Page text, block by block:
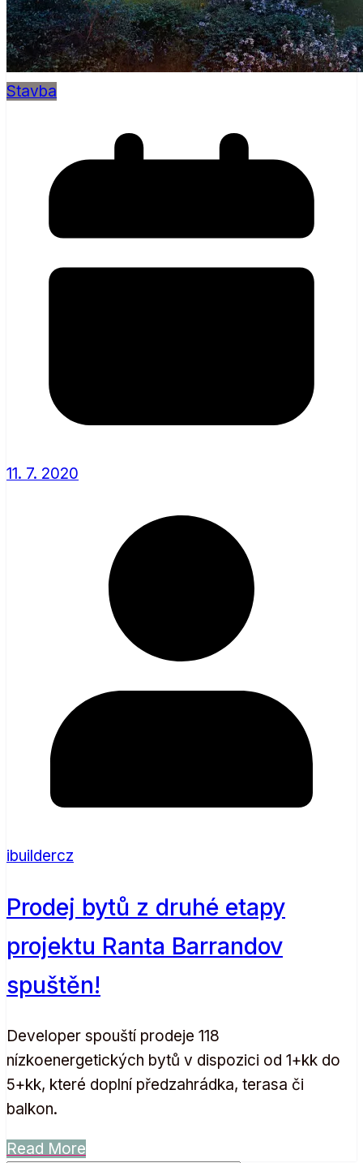
Stavba
11. 7. 2020
ibuildercz
Prodej bytů z druhé etapy
projektu Ranta Barrandov
spuštěn!
Developer spouští prodeje 118
nízkoenergetických bytů v dispozici od 1+kk do
5+kk, které doplní předzahrádka, terasa či
balkon.
Read More